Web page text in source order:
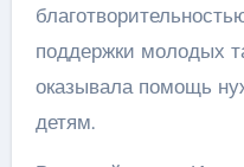
поддержки молодых
оказывала помощь
детям.